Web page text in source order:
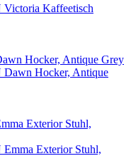
Kaffeetisch
Hocker, Antique
Exterior Stuhl,